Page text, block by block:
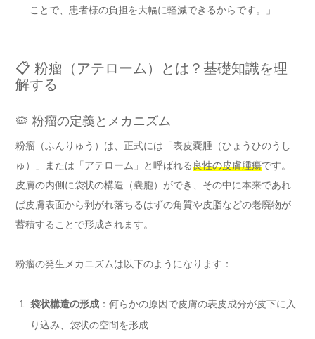
ことで、患者様の負担を大幅に軽減できるからです。」
📋 粉瘤（アテローム）とは？基礎知識を理
解する
🦠 粉瘤の定義とメカニズム
粉瘤（ふんりゅう）は、正式には「表皮嚢腫（ひょうひのうし
ゅ）」または「アテローム」と呼ばれる良性の皮膚腫瘍です。
皮膚の内側に袋状の構造（嚢胞）ができ、その中に本来であれ
ば皮膚表面から剥がれ落ちるはずの角質や皮脂などの老廃物が
蓄積することで形成されます。
粉瘤の発生メカニズムは以下のようになります：
袋状構造の形成 ：何らかの原因で皮膚の表皮成分が皮下に入
り込み、袋状の空間を形成